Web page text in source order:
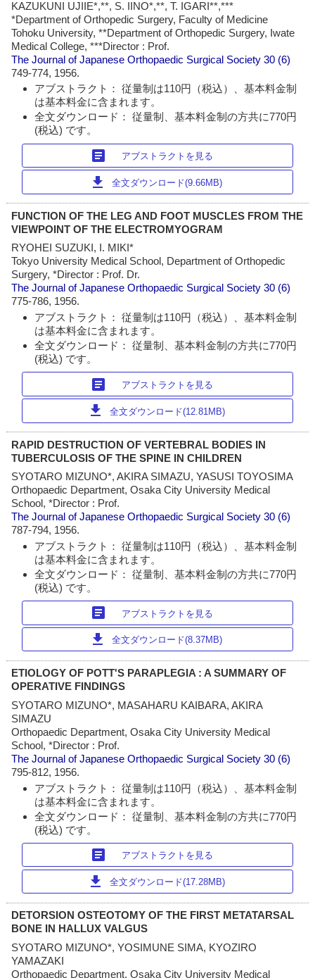
KAZUKUNI UJIIE*,**, S. IINO*,**, T. IGARI**,***
*Department of Orthopedic Surgery, Faculty of Medicine
Tohoku University, **Department of Orthopedic Surgery, Iwate
Medical College, ***Director : Prof.
The Journal of Japanese Orthopaedic Surgical Society 30 (6)
749-774, 1956.
アブストラクト： 従量制は110円（税込）、基本料金制
は基本料金に含まれます。
全文ダウンロード： 従量制、基本料金制の方共に770円
(税込) です。
article アブストラクトを見る
download 全文ダウンロード(9.66MB)
FUNCTION OF THE LEG AND FOOT MUSCLES FROM THE
VIEWPOINT OF THE ELECTROMYOGRAM
RYOHEI SUZUKI, I. MIKI*
Tokyo University Medical School, Department of Orthopedic
Surgery, *Director : Prof. Dr.
The Journal of Japanese Orthopaedic Surgical Society 30 (6)
775-786, 1956.
アブストラクト： 従量制は110円（税込）、基本料金制
は基本料金に含まれます。
全文ダウンロード： 従量制、基本料金制の方共に770円
(税込) です。
article アブストラクトを見る
download 全文ダウンロード(12.81MB)
RAPID DESTRUCTION OF VERTEBRAL BODIES IN
TUBERCULOSIS OF THE SPINE IN CHILDREN
SYOTARO MIZUNO*, AKIRA SIMAZU, YASUSI TOYOSIMA
Orthopaedic Department, Osaka City University Medical
School, *Director : Prof.
The Journal of Japanese Orthopaedic Surgical Society 30 (6)
787-794, 1956.
アブストラクト： 従量制は110円（税込）、基本料金制
は基本料金に含まれます。
全文ダウンロード： 従量制、基本料金制の方共に770円
(税込) です。
article アブストラクトを見る
download 全文ダウンロード(8.37MB)
ETIOLOGY OF POTT'S PARAPLEGIA : A SUMMARY OF
OPERATIVE FINDINGS
SYOTARO MIZUNO*, MASAHARU KAIBARA, AKIRA
SIMAZU
Orthopaedic Department, Osaka City University Medical
School, *Director : Prof.
The Journal of Japanese Orthopaedic Surgical Society 30 (6)
795-812, 1956.
アブストラクト： 従量制は110円（税込）、基本料金制
は基本料金に含まれます。
全文ダウンロード： 従量制、基本料金制の方共に770円
(税込) です。
article アブストラクトを見る
download 全文ダウンロード(17.28MB)
DETORSION OSTEOTOMY OF THE FIRST METATARSAL
BONE IN HALLUX VALGUS
SYOTARO MIZUNO*, YOSIMUNE SIMA, KYOZIRO
YAMAZAKI
Orthopaedic Department, Osaka City University Medical